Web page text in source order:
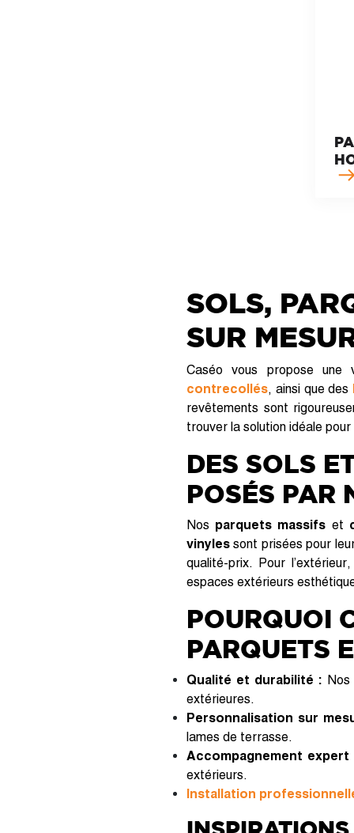
SOLS,
SUR
Caséo vous propose
contrecollés, ainsi que des
revêtements sont
trouver la solution idéale
DES SOLS
POSÉS PAR
Nos parquets massifs et
vinyles sont prisées pour
qualité-prix. Pour
espaces extérieurs
POURQUOI
PARQUETS
Qualité et durabilité : Nos
extérieures.
Personnalisation sur
lames de terrasse.
Accompagnement expert
extérieurs.
Installation